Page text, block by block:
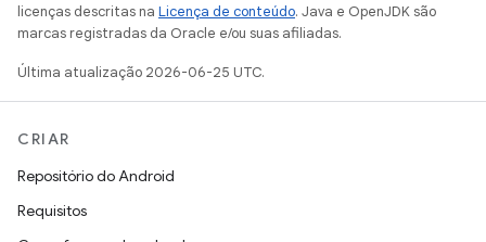
licenças descritas na Licença de conteúdo. Java e OpenJDK são
marcas registradas da Oracle e/ou suas afiliadas.
Última atualização 2026-06-25 UTC.
CRIAR
Repositório do Android
Requisitos